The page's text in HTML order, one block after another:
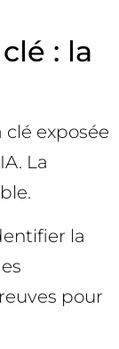
: la
exposée
La
la
pour